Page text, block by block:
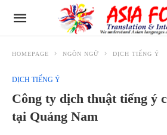
HOMEPAGE NGÔN NGỮ DỊCH TIẾNG Ý
DỊCH TIẾNG Ý
Công ty dịch thuật tiếng ý
tại Quảng Nam